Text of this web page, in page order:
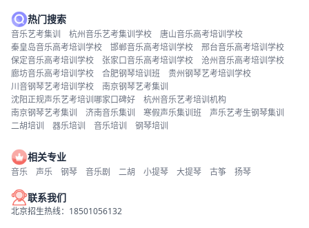
热门搜索
音乐艺考集训 杭州音乐艺考集训学校
唐山音乐高考培训学校
秦皇岛音乐高考培训学校
邯郸音乐高考培训学校
邢台音乐高考培训学校
保定音乐高考培训学校
张家口音乐高考培训学校
沧州音乐高考培训学校
廊坊音乐高考培训学校
合肥钢琴培训班
贵州钢琴艺考培训学校
川音钢琴艺考培训学校
南京钢琴艺考集训
沈阳正规声乐艺考培训哪家口碑好
杭州音乐艺考培训机构
南京钢琴艺考集训
济南音乐集训 寒假声乐集训班
声乐艺考生钢琴集训
二胡培训
器乐培训 音乐培训 钢琴培训
相关专业
音乐 声乐 钢琴 音乐剧 二胡 小提琴 大提琴 古筝 扬琴
联系我们
北京招生热线：18501056132